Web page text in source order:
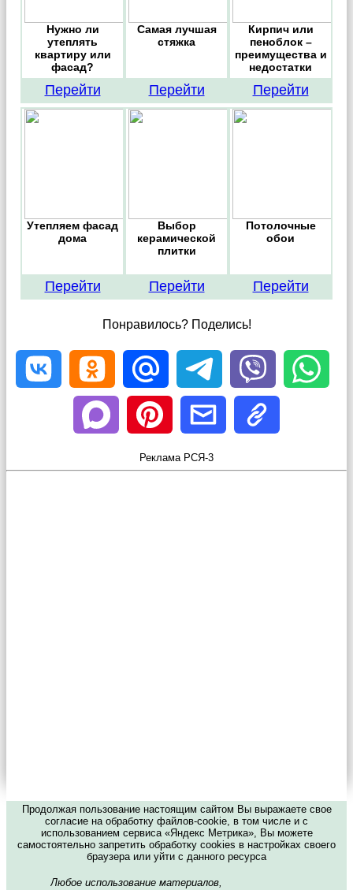
Нужно ли
утеплять
квартиру или
фасад?
Перейти
Самая лучшая
стяжка
Перейти
Кирпич или
пеноблок –
преимущества и
недостатки
Перейти
Утепляем фасад
дома
Перейти
Выбор
керамической
плитки
Перейти
Потолочные
обои
Перейти
Понравилось? Поделись!
Реклама РСЯ-3
Продолжая пользование настоящим сайтом Вы выражаете свое
согласие на обработку файлов-cookie, в том числе и с
использованием сервиса «Яндекс Метрика», Вы можете
самостоятельно запретить обработку cookies в настройках своего
браузера или уйти с данного ресурса
Любое использование материалов,